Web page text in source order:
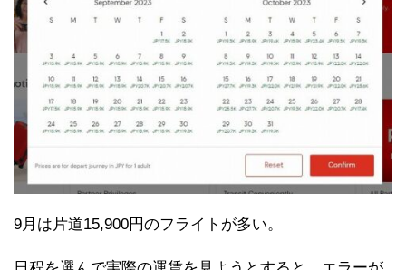
9月は片道15,900円のフライトが多い。